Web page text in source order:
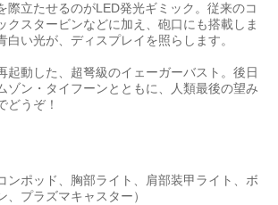
際立たせるのがLED発光ギミック。従来のコ
クスタービンなどに加え、砲口にも搭載しま
白い光が、ディスプレイを照らします。
起動した、超弩級のイェーガーバスト。後日
ゾン・タイフーンとともに、人類最後の望み
どうぞ！
ンポッド、胸部ライト、肩部装甲ライト、ボ
、プラズマキャスター）